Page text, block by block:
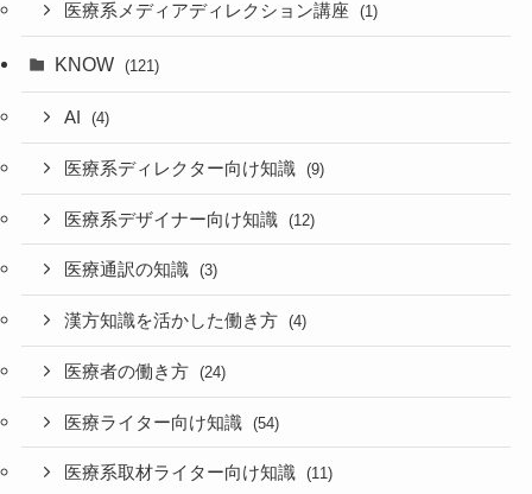
医療系メディアディレクション講座 (1)
KNOW (121)
AI (4)
医療系ディレクター向け知識 (9)
医療系デザイナー向け知識 (12)
医療通訳の知識 (3)
漢方知識を活かした働き方 (4)
医療者の働き方 (24)
医療ライター向け知識 (54)
医療系取材ライター向け知識 (11)